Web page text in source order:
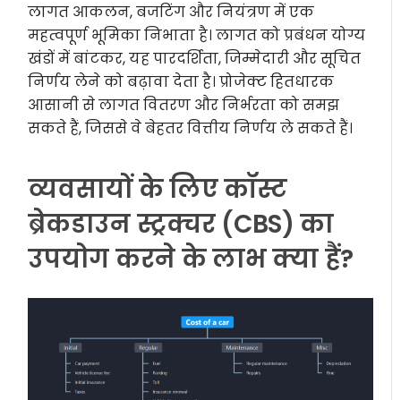
लागत आकलन, बजटिंग और नियंत्रण में एक
महत्वपूर्ण भूमिका निभाता है। लागत को प्रबंधन योग्य
खंडों में बांटकर, यह पारदर्शिता, जिम्मेदारी और सूचित
निर्णय लेने को बढ़ावा देता है। प्रोजेक्ट हितधारक
आसानी से लागत वितरण और निर्भरता को समझ
सकते हैं, जिससे वे बेहतर वित्तीय निर्णय ले सकते हैं।
व्यवसायों के लिए कॉस्ट
ब्रेकडाउन स्ट्रक्चर (CBS) का
उपयोग करने के लाभ क्या हैं?